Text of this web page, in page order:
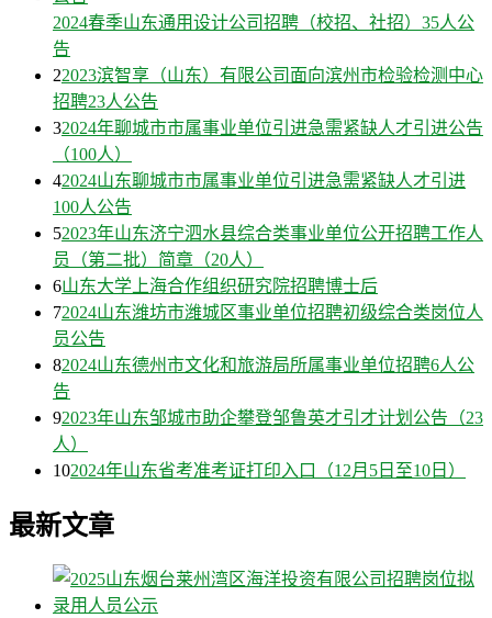
2024春季山东通用设计公司招聘（校招、社招）35人公
告
22023滨智享（山东）有限公司面向滨州市检验检测中心
招聘23人公告
32024年聊城市市属事业单位引进急需紧缺人才引进公告
（100人）
42024山东聊城市市属事业单位引进急需紧缺人才引进
100人公告
52023年山东济宁泗水县综合类事业单位公开招聘工作人
员（第二批）简章（20人）
6山东大学上海合作组织研究院招聘博士后
72024山东潍坊市潍城区事业单位招聘初级综合类岗位人
员公告
82024山东德州市文化和旅游局所属事业单位招聘6人公
告
92023年山东邹城市助企攀登邹鲁英才引才计划公告（23
人）
102024年山东省考准考证打印入口（12月5日至10日）
最新文章